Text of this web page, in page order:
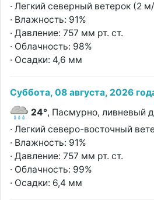
· Легкий северный ветерок (2
· Влажность: 91%
· Давление: 757 мм рт. ст.
· Облачность: 98%
· Осадки: 4,6 мм
Суббота, 08 августа, 2026
24°, Пасмурно, ливневый
· Легкий северо-восточный
· Влажность: 91%
· Давление: 757 мм рт. ст.
· Облачность: 99%
· Осадки: 6,4 мм